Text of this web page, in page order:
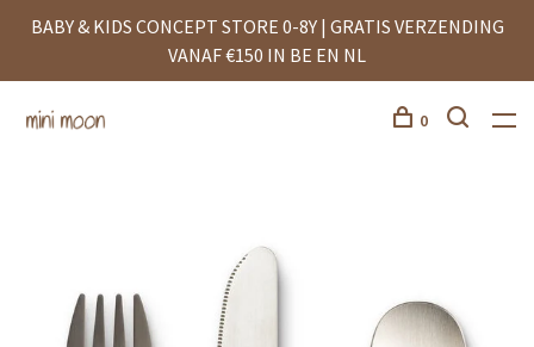
BABY & KIDS CONCEPT STORE 0-8Y | GRATIS VERZENDING
VANAF €150 IN BE EN NL
0